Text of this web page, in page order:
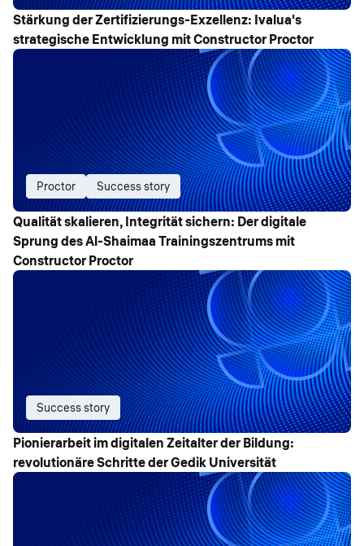
Stärkung der Zertifizierungs-Exzellenz: Ivalua's
strategische Entwicklung mit Constructor Proctor
Proctor Success story
Qualität skalieren, Integrität sichern: Der digitale
Sprung des Al-Shaimaa Trainingszentrums mit
Constructor Proctor
Success story
Pionierarbeit im digitalen Zeitalter der Bildung:
revolutionäre Schritte der Gedik Universität